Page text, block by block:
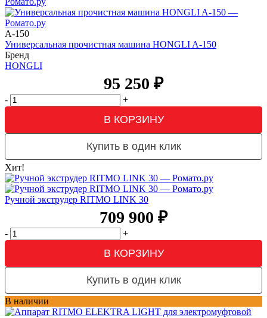
A-150
Универсальная прочистная машина HONGLI A-150
Бренд
HONGLI
95 250 ₽
- +
В КОРЗИНУ
Купить в один клик
Хит!
Ручной экструдер RITMO LINK 30
709 900 ₽
- +
В КОРЗИНУ
Купить в один клик
В наличии